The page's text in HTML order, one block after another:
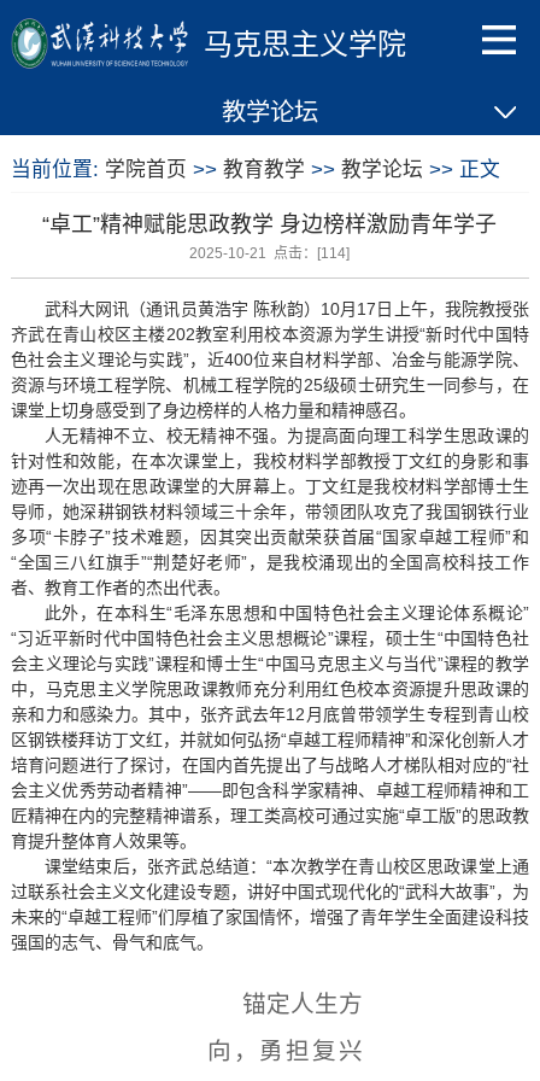
马克思主义学院
教学论坛
当前位置: 学院首页 >> 教育教学 >> 教学论坛 >> 正文
“卓工”精神赋能思政教学 身边榜样激励青年学子
2025-10-21 点击：[114]
武科大网讯（通讯员黄浩宇 陈秋韵）10月17日上午，我院教授张
齐武在青山校区主楼202教室利用校本资源为学生讲授“新时代中国特
色社会主义理论与实践”，近400位来自材料学部、冶金与能源学院、
资源与环境工程学院、机械工程学院的25级硕士研究生一同参与，在
课堂上切身感受到了身边榜样的人格力量和精神感召。
人无精神不立、校无精神不强。为提高面向理工科学生思政课的
针对性和效能，在本次课堂上，我校材料学部教授丁文红的身影和事
迹再一次出现在思政课堂的大屏幕上。丁文红是我校材料学部博士生
导师，她深耕钢铁材料领域三十余年，带领团队攻克了我国钢铁行业
多项“卡脖子”技术难题，因其突出贡献荣获首届“国家卓越工程师”和
“全国三八红旗手”“荆楚好老师”，是我校涌现出的全国高校科技工作
者、教育工作者的杰出代表。
此外，在本科生“毛泽东思想和中国特色社会主义理论体系概论”
“习近平新时代中国特色社会主义思想概论”课程，硕士生“中国特色社
会主义理论与实践”课程和博士生“中国马克思主义与当代”课程的教学
中，马克思主义学院思政课教师充分利用红色校本资源提升思政课的
亲和力和感染力。其中，张齐武去年12月底曾带领学生专程到青山校
区钢铁楼拜访丁文红，并就如何弘扬“卓越工程师精神”和深化创新人才
培育问题进行了探讨，在国内首先提出了与战略人才梯队相对应的“社
会主义优秀劳动者精神”——即包含科学家精神、卓越工程师精神和工
匠精神在内的完整精神谱系，理工类高校可通过实施“卓工版”的思政教
育提升整体育人效果等。
课堂结束后，张齐武总结道：“本次教学在青山校区思政课堂上通
过联系社会主义文化建设专题，讲好中国式现代化的“武科大故事”，为
未来的“卓越工程师”们厚植了家国情怀，增强了青年学生全面建设科技
强国的志气、骨气和底气。
锚定人生方
向，勇担复兴